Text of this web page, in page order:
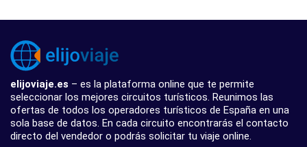
elijoviaje.es – es la plataforma online que te permite
seleccionar los mejores circuitos turísticos. Reunimos las
ofertas de todos los operadores turísticos de España en una
sola base de datos. En cada circuito encontrarás el contacto
directo del vendedor o podrás solicitar tu viaje online.